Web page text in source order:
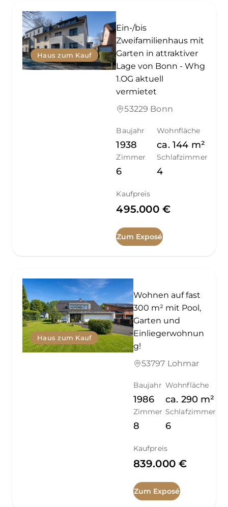
Haus zum Kauf
Ein-/bis
Zweifamilienhaus mit
Garten in attraktiver
Lage von Bonn - Whg
1.OG aktuell
vermietet
53229 Bonn
Baujahr
1938
Wohnfläche
ca. 144 m²
Zimmer
6
Schlafzimmer
4
Kaufpreis
495.000 €
Zum Exposé
Haus zum Kauf
Wohnen auf fast
300 m² mit Pool,
Garten und
Einliegerwohnun
g!
53797 Lohmar
Baujahr
1986
Wohnfläche
ca. 290 m²
Zimmer
8
Schlafzimmer
6
Kaufpreis
839.000 €
Zum Exposé